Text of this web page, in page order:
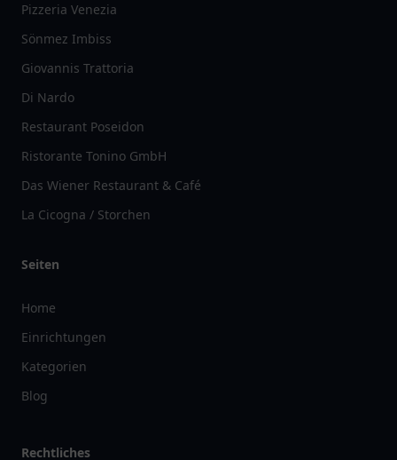
Pizzeria Venezia
Sönmez Imbiss
Giovannis Trattoria
Di Nardo
Restaurant Poseidon
Ristorante Tonino GmbH
Das Wiener Restaurant & Café
La Cicogna / Storchen
Seiten
Home
Einrichtungen
Kategorien
Blog
Rechtliches